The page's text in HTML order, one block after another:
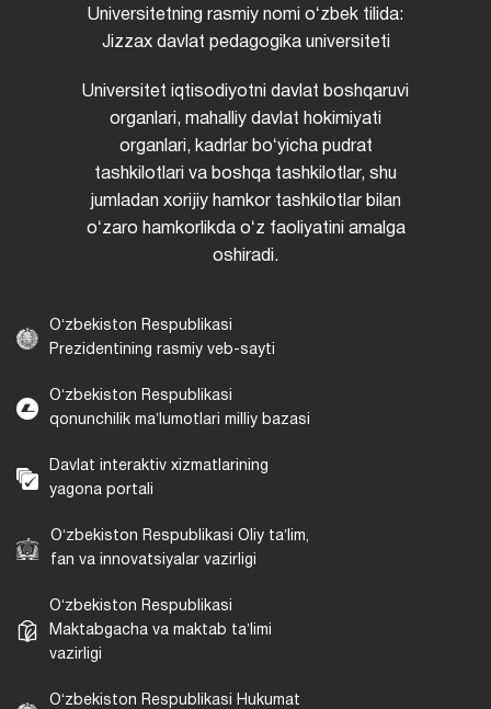
Universitetning rasmiy nomi oʻzbek tilida:
Jizzax davlat pedagogika universiteti
Universitet iqtisodiyotni davlat boshqaruvi
organlari, mahalliy davlat hokimiyati
organlari, kadrlar boʻyicha pudrat
tashkilotlari va boshqa tashkilotlar, shu
jumladan xorijiy hamkor tashkilotlar bilan
oʻzaro hamkorlikda oʻz faoliyatini amalga
oshiradi.
Oʻzbekiston Respublikasi
Prezidentining rasmiy veb-sayti
Oʻzbekiston Respublikasi
qonunchilik maʼlumotlari milliy bazasi
Davlat interaktiv xizmatlarining
yagona portali
Oʻzbekiston Respublikasi Oliy taʼlim,
fan va innovatsiyalar vazirligi
Oʻzbekiston Respublikasi
Maktabgacha va maktab taʼlimi
vazirligi
Oʻzbekiston Respublikasi Hukumat